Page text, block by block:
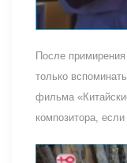
После
только
фильма
композитора,